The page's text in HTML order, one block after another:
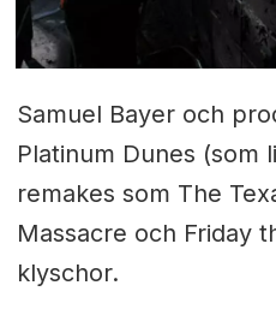
Samuel Bayer och
Platinum Dunes (som
remakes som The
Massacre och Friday
klyschor.